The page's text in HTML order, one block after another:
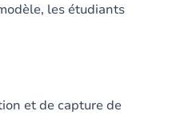
les étudiants
et de capture de